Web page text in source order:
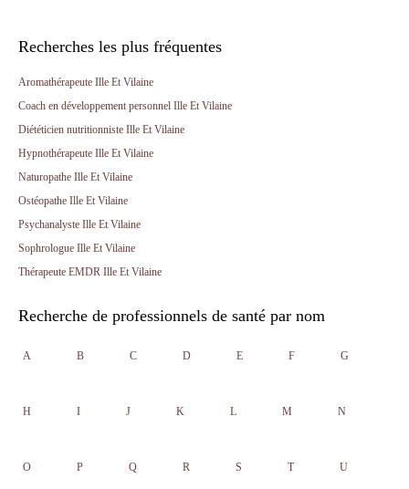
Recherches les plus fréquentes
Aromathérapeute Ille Et Vilaine
Coach en développement personnel Ille Et Vilaine
Diététicien nutritionniste Ille Et Vilaine
Hypnothérapeute Ille Et Vilaine
Naturopathe Ille Et Vilaine
Ostéopathe Ille Et Vilaine
Psychanalyste Ille Et Vilaine
Sophrologue Ille Et Vilaine
Thérapeute EMDR Ille Et Vilaine
Recherche de professionnels de santé par nom
A B C D E F G
H I J K L M N
O P Q R S T U